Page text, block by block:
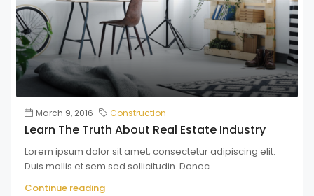
March 9, 2016 Construction
Learn The Truth About Real Estate Industry
Lorem ipsum dolor sit amet, consectetur adipiscing elit.
Duis mollis et sem sed sollicitudin. Donec...
Continue reading